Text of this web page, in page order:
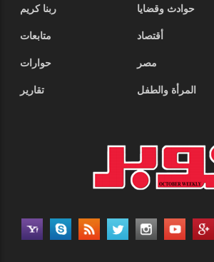
حوادث وقضايا
ربنا كريم
أقتصاد
متابعات
مصر
حوارات
المرأة والطفل
تقارير